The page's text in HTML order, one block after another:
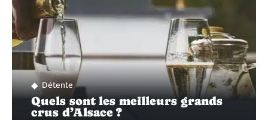
Détente
Quels sont les meilleurs grands
crus d’Alsace ?